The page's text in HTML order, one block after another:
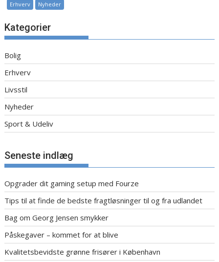
Erhverv Nyheder
Kategorier
Bolig
Erhverv
Livsstil
Nyheder
Sport & Udeliv
Seneste indlæg
Opgrader dit gaming setup med Fourze
Tips til at finde de bedste fragtløsninger til og fra udlandet
Bag om Georg Jensen smykker
Påskegaver – kommet for at blive
Kvalitetsbevidste grønne frisører i København